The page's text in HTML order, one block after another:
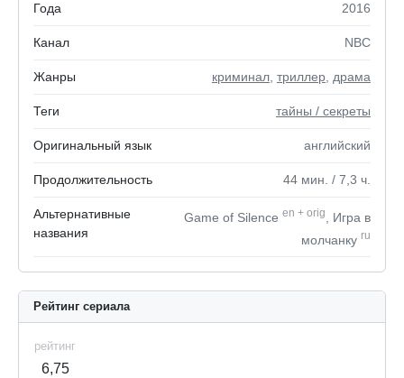
Года 2016
Канал NBC
Жанры криминал триллер драма
Теги тайны / секреты
Оригинальный язык английский
Продолжительность 44 мин. / 7,3 ч.
Альтернативные
названия
Game of Silence en + orig
, Игра в
молчанку ru
Рейтинг сериала
рейтинг
6,75